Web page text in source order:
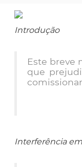
Introdução
Este breve
que
Interferência